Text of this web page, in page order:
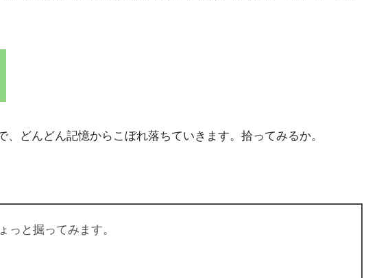
どんどん記憶からこぼれ落ちていきます。拾ってみるか。
っと掘ってみます。